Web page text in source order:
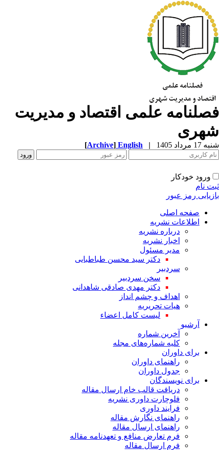
علمی اقتصاد و مدیریت
مرداد 1405 |
English
[Archive]
ورود خودکار
نام
رمز عبور
صفحه اصلی
اطلاعات نشریه
درباره نشریه
اخبار نشریه
مدیر مسئول
دکتر سید محسن طباطبایی
سردبیر
سخن سردبیر
دکتر مهدی صادقی شاهدانی
اهداف و چشم انداز
هیات تحریریه
لیست کامل اعضاء
آرشیو
آخرین شماره
کلیه شماره‌های مجله
برای داوران
راهنمای داوران
جدول داوران
برای نویسندگان
دریافت قالب خام ارسال مقاله
فلوچارت داوری نشریه
فرایند داوری
راهنمای نگارش مقاله
راهنمای ارسال مقاله
فرم تعارض منافع و تعهدنامه مقاله
فرم ارسال مقاله